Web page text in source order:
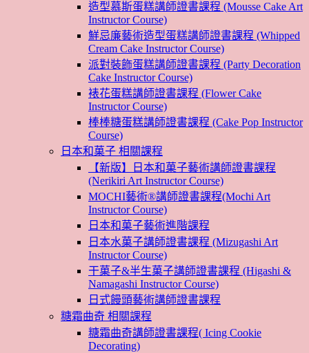
造型慕斯蛋糕講師證書課程 (Mousse Cake Art
Instructor Course)
鮮忌廉藝術造型蛋糕講師證書課程 (Whipped
Cream Cake Instructor Course)
派對裝飾蛋糕講師證書課程 (Party Decoration
Cake Instructor Course)
裱花蛋糕講師證書課程 (Flower Cake
Instructor Course)
棒棒糖蛋糕講師證書課程 (Cake Pop Instructor
Course)
日本和菓子 相關課程
【新版】日本和菓子藝術講師證書課程
(Nerikiri Art Instructor Course)
MOCHI藝術®講師證書課程(Mochi Art
Instructor Course)
日本和菓子藝術進階課程
日本水菓子講師證書課程 (Mizugashi Art
Instructor Course)
干菓子&半生菓子講師證書課程 (Higashi &
Namagashi Instructor Course)
日式饅頭藝術講師證書課程
糖霜曲奇 相關課程
糖霜曲奇講師證書課程( Icing Cookie
Decorating)